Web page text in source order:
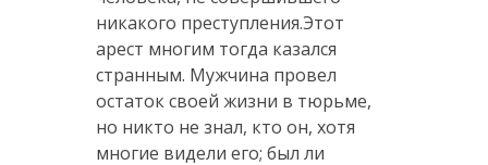
никакого преступления.Этот
арест многим тогда казался
странным. Мужчина провел
остаток своей жизни в тюрьме,
но никто не знал, кто он, хотя
многие видели его; был ли